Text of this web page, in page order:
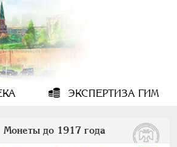
ЭКСПЕРТИЗА ГИМ
Монеты до 1917 года